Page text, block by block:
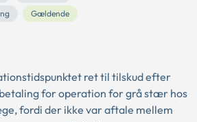
Gældende
ret til tilskud efter
for operation for grå stær hos
fordi der ikke var aftale mellem